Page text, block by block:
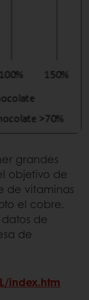
grandes
objetivo de
de vitaminas
el cobre.
de
de
index.htm